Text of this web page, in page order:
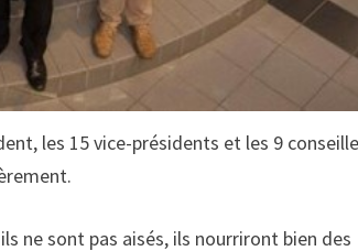
les 15 vice-présidents et les 9
ne sont pas aisés, ils nourriront bien des